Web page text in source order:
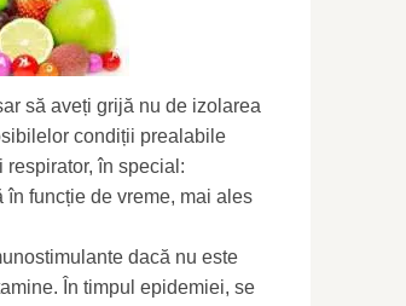
să aveți grijă nu de izolarea
condiții prealabile
în special:
funcție de vreme, mai ales
dacă nu este
În timpul epidemiei, se